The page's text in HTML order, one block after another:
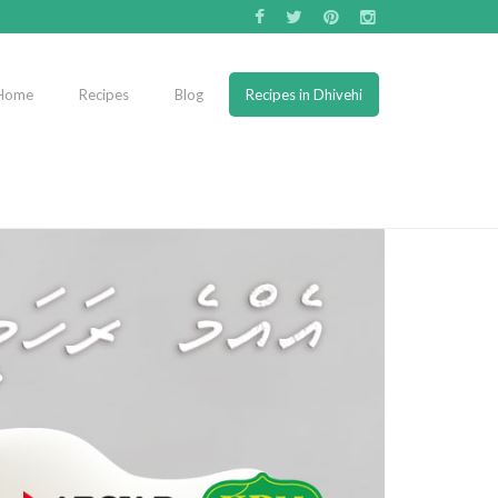
Recipes Blog Recipes in Dhivehi